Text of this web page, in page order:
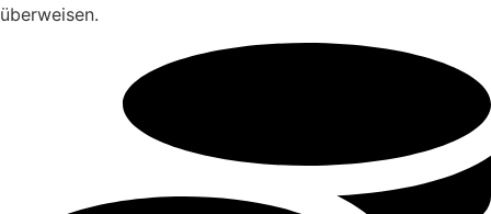
überweisen.